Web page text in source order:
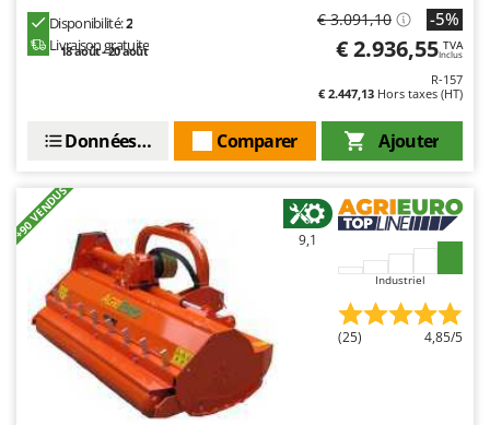
V
Volpi
Waldner
Weber
WIDU
Wiper EcoRobot
Wolf Garten
Wortex
Worx
Disponibilité:2
Livraison gratuite
18 août - 20 août
€ 3.091,10 -5%
€ 2.936,55 TVA
Inclus
R-157
€ 2.447,13 Hors taxes (HT)
Ajouter
Comparer
Données techniques
+90 VENDUS 9,1
Industriel
(25) 4,85/5